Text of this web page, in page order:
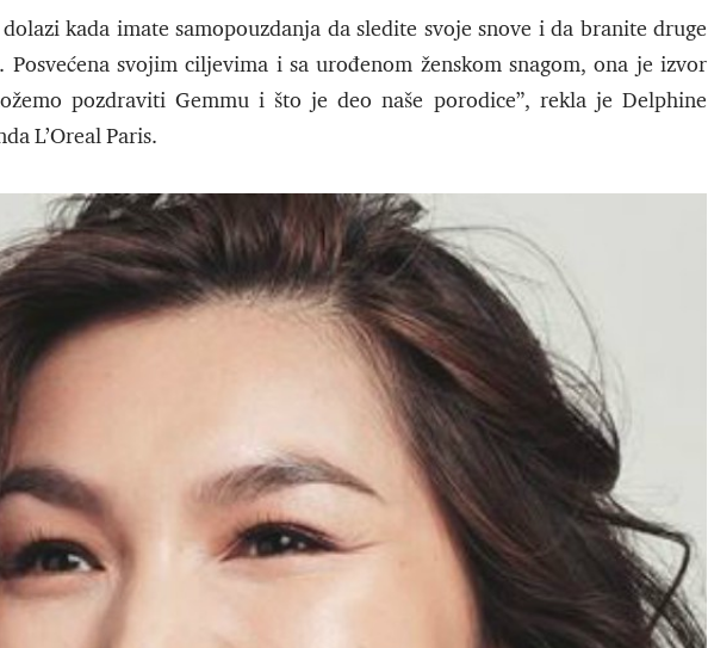
kada imate samopouzdanja da sledite svoje snove i da branite druge
svojim ciljevima i sa urođenom ženskom snagom, ona je izvor
pozdraviti Gemmu i što je deo naše porodice”, rekla je Delphine
L’Oreal Paris.